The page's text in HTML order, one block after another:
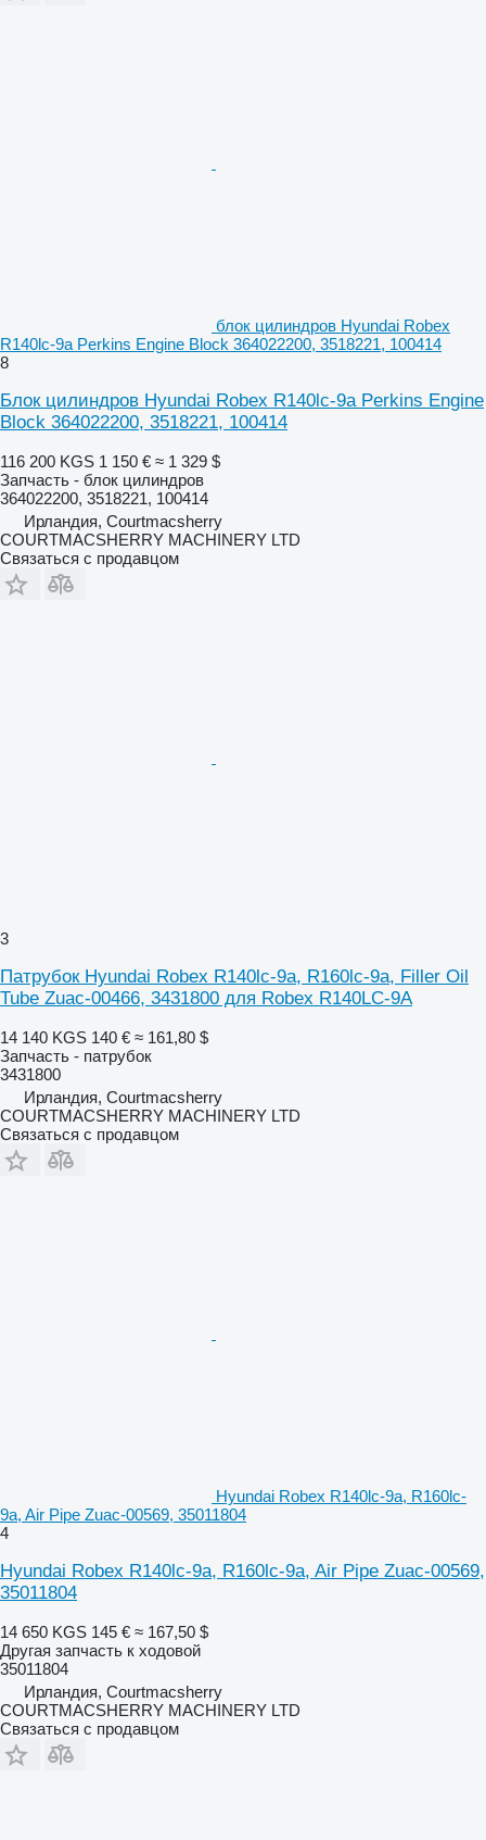
блок цилиндров Hyundai Robex
R140lc-9a Perkins Engine Block 364022200, 3518221, 100414
8
Блок цилиндров Hyundai Robex R140lc-9a Perkins Engine
Block 364022200, 3518221, 100414
116 200 KGS 1 150 € ≈ 1 329 $
Запчасть - блок цилиндров
364022200, 3518221, 100414
Ирландия, Courtmacsherry
COURTMACSHERRY MACHINERY LTD
Связаться с продавцом
3
Патрубок Hyundai Robex R140lc-9a, R160lc-9a, Filler Oil
Tube Zuac-00466, 3431800 для Robex R140LC-9A
14 140 KGS 140 € ≈ 161,80 $
Запчасть - патрубок
3431800
Ирландия, Courtmacsherry
COURTMACSHERRY MACHINERY LTD
Связаться с продавцом
Hyundai Robex R140lc-9a, R160lc-
9a, Air Pipe Zuac-00569, 35011804
4
Hyundai Robex R140lc-9a, R160lc-9a, Air Pipe Zuac-00569,
35011804
14 650 KGS 145 € ≈ 167,50 $
Другая запчасть к ходовой
35011804
Ирландия, Courtmacsherry
COURTMACSHERRY MACHINERY LTD
Связаться с продавцом